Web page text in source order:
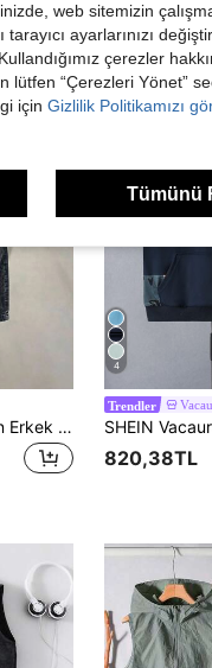
Mirajuku 2 Parça Tween Erkek Minimalist Moda Sokak Stili Kar Tanesi Örme Bisiklet Yaka Pullover Tişört ve Şort Takımı, Rahat Kumaş, Fit, İlkbahar/Yaz Yeni Stil, Çoklu Mevsim ve Ortamlara Uygun
4
Trendler
820,38TL
web sitemizin
ayarlarınızı
çerezler
lütfen “Çerezleri Yönet”
için Gizlilik Politikamızı
Tümünü